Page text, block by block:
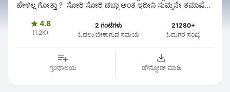
ಹೇಳಿಲ್ಲ ಗೋತ್ತಾ ? ಸೋರಿ ಸೋರಿ ಡಬ್ಬಾ ಅಂತ ಇದೀನಿ ಸುಮ್ಮನೇ ತಮಾಷೆಗೆ
4.8
(1.2K)
2 ಗಂಟೆಗಳು
ಓದಲು ಬೇಕಾಗುವ ಸಮಯ
21280+
ಓದುಗರ ಸಂಖ್ಯೆ
ಗ್ರಂಥಾಲಯ ಡೌನ್ಲೋಡ್ ಮಾಡಿ